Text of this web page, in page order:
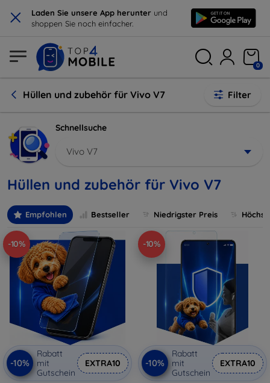
× Laden Sie unsere App herunter und
shoppen Sie noch einfacher.
0
Hüllen und zubehör für Vivo V7 Filter
Schnellsuche
Vivo V7
Hüllen und zubehör für Vivo V7
Empfohlen Bestseller Niedrigster Preis
-10%
-10%
Rabatt
mit
Gutschein
EXTRA10
-10%
-10%
Rabatt
mit
Gutschein
EXTRA10